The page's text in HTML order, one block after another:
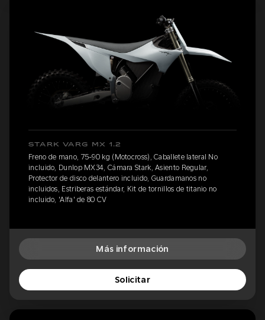
STARK VARG MX 1.2
Freno de mano, 75-90 kg (Motocross), Caballete lateral No
incluido, Dunlop MX34, Cámara Stark, Asiento Regular,
Protector de disco delantero incluido, Guardamanos no
incluidos, Estriberas estándar, Kit de tornillos de titanio no
incluido, 'Alfa' de 80 CV
Más información
Solicitar